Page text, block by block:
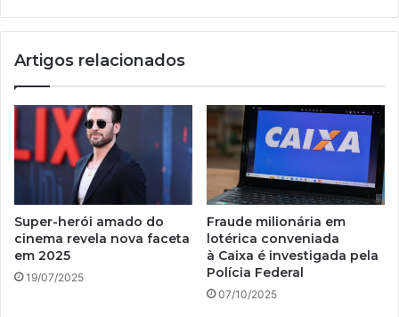
Artigos relacionados
Super-herói amado do
cinema revela nova faceta
em 2025
19/07/2025
Fraude milionária em
lotérica conveniada
à Caixa é investigada pela
Polícia Federal
07/10/2025